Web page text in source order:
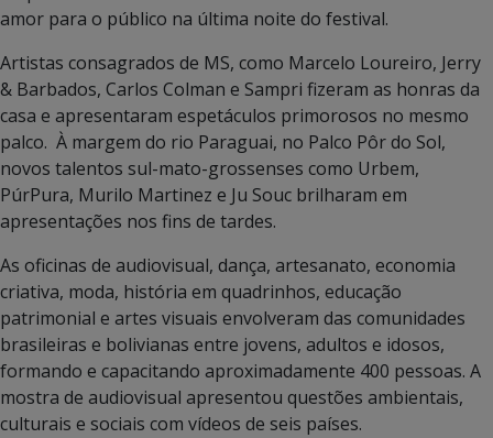
amor para o público na última noite do festival.
Artistas consagrados de MS, como Marcelo Loureiro, Jerry
& Barbados, Carlos Colman e Sampri fizeram as honras da
casa e apresentaram espetáculos primorosos no mesmo
palco. À margem do rio Paraguai, no Palco Pôr do Sol,
novos talentos sul-mato-grossenses como Urbem,
PúrPura, Murilo Martinez e Ju Souc brilharam em
apresentações nos fins de tardes.
As oficinas de audiovisual, dança, artesanato, economia
criativa, moda, história em quadrinhos, educação
patrimonial e artes visuais envolveram das comunidades
brasileiras e bolivianas entre jovens, adultos e idosos,
formando e capacitando aproximadamente 400 pessoas. A
mostra de audiovisual apresentou questões ambientais,
culturais e sociais com vídeos de seis países.